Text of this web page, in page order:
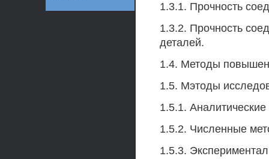
1.3.1. Прочность
1.3.2. Прочность
деталей.
1.4. Методы
1.5. Мэтоды
1.5.1.
1.5.2. Численные
1.5.3.